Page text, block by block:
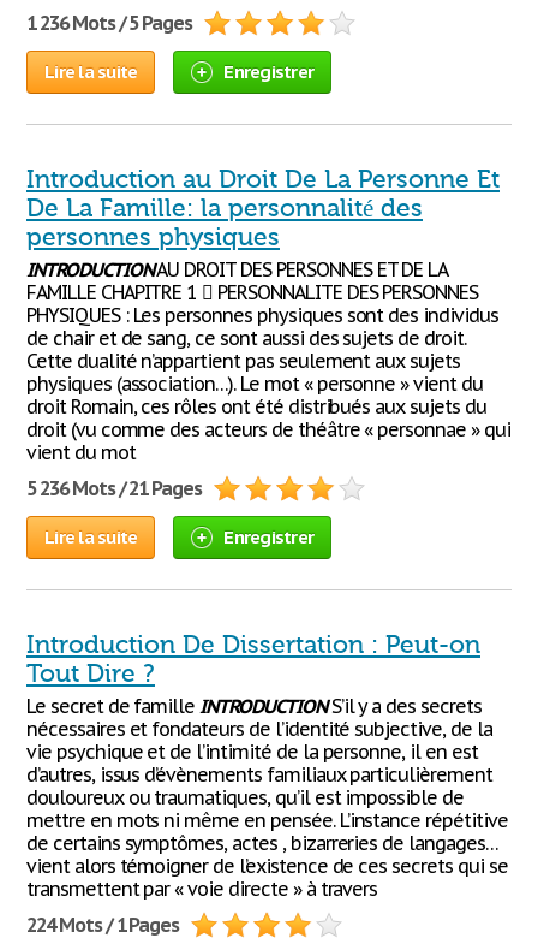
1 236 Mots / 5 Pages
Lire la suite Enregistrer
Introduction au Droit De La Personne Et
De La Famille: la personnalité des
personnes physiques
INTRODUCTIONAU DROIT DES PERSONNES ET DE LA
FAMILLE CHAPITRE 1  PERSONNALITE DES PERSONNES
PHYSIQUES : Les personnes physiques sont des individus
de chair et de sang, ce sont aussi des sujets de droit.
Cette dualité n’appartient pas seulement aux sujets
physiques (association…). Le mot « personne » vient du
droit Romain, ces rôles ont été distribués aux sujets du
droit (vu comme des acteurs de théâtre « personnae » qui
vient du mot
5 236 Mots / 21 Pages
Lire la suite Enregistrer
Introduction De Dissertation : Peut-on
Tout Dire ?
Le secret de familleINTRODUCTIONS’il y a des secrets
nécessaires et fondateurs de l’identité subjective, de la
vie psychique et de l’intimité de la personne, il en est
d’autres, issus d’évènements familiaux particulièrement
douloureux ou traumatiques, qu’il est impossible de
mettre en mots ni même en pensée. L’instance répétitive
de certains symptômes, actes , bizarreries de langages…
vient alors témoigner de l’existence de ces secrets qui se
transmettent par « voie directe » à travers
224 Mots / 1 Pages